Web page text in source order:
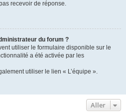
recevoir de réponse.
du forum ?
utiliser le formulaire disponible sur le
a été activée par les
utiliser le lien « L’équipe ».
Aller